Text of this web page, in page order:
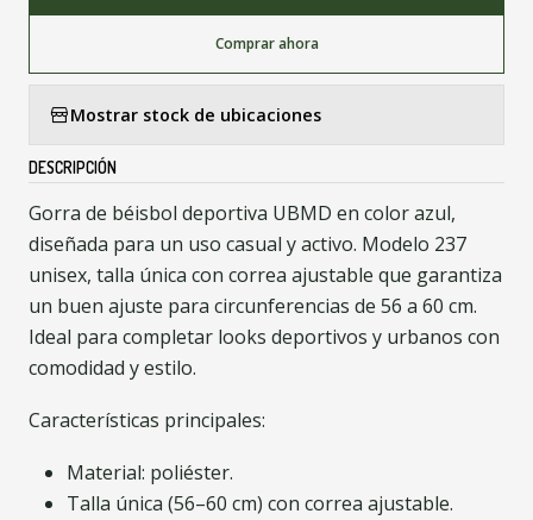
Comprar ahora
Mostrar stock de ubicaciones
DESCRIPCIÓN
Gorra de béisbol deportiva UBMD en color azul,
diseñada para un uso casual y activo. Modelo 237
unisex, talla única con correa ajustable que garantiza
un buen ajuste para circunferencias de 56 a 60 cm.
Ideal para completar looks deportivos y urbanos con
comodidad y estilo.
Características principales:
Material: poliéster.
Talla única (56–60 cm) con correa ajustable.